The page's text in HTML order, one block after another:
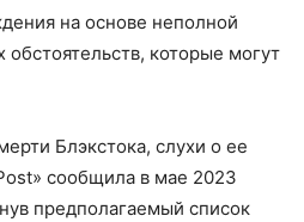
на основе неполной
которые могут
Блэкстока, слухи о ее
сообщила в мае 2023
предполагаемый список